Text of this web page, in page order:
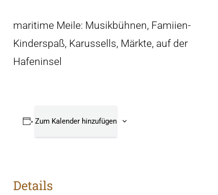
maritime Meile: Musikbühnen, Famiien-
Kinderspaß, Karussells, Märkte, auf der
Hafeninsel
Zum Kalender hinzufügen
Details